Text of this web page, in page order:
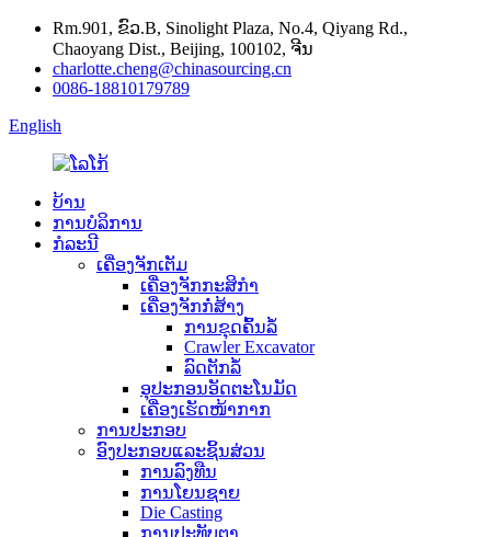
Rm.901, ຂົວ.B, Sinolight Plaza, No.4, Qiyang Rd.,
Chaoyang Dist., Beijing, 100102, ຈີນ
charlotte.cheng@chinasourcing.cn
0086-18810179789
English
ບ້ານ
ການບໍລິການ
ກໍລະນີ
ເຄື່ອງຈັກເຕັມ
ເຄື່ອງຈັກກະສິກໍາ
ເຄື່ອງຈັກກໍ່ສ້າງ
ການ​ຂຸດ​ຄົ້ນ​ລໍ້​
Crawler Excavator
ລົດຕັກລໍ້
ອຸປະກອນອັດຕະໂນມັດ
ເຄື່ອງເຮັດໜ້າກາກ
ການປະກອບ
ອົງປະກອບແລະຊິ້ນສ່ວນ
ການລົງທືນ
ການໂຍນຊາຍ
Die Casting
ການປະທັບຕາ